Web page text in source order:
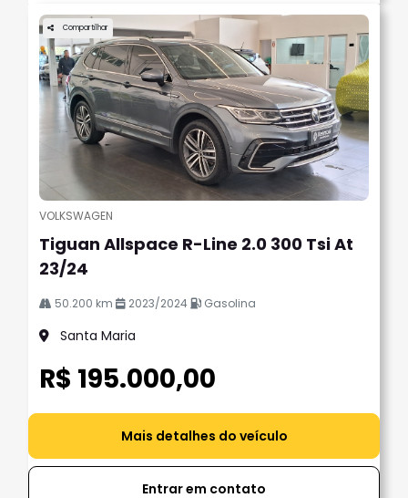
Compartilhar
VOLKSWAGEN
Tiguan Allspace R-Line 2.0 300 Tsi At
23/24
50.200 km 2023/2024 Gasolina
Santa Maria
R$ 195.000,00
Mais detalhes do veículo
Entrar em contato